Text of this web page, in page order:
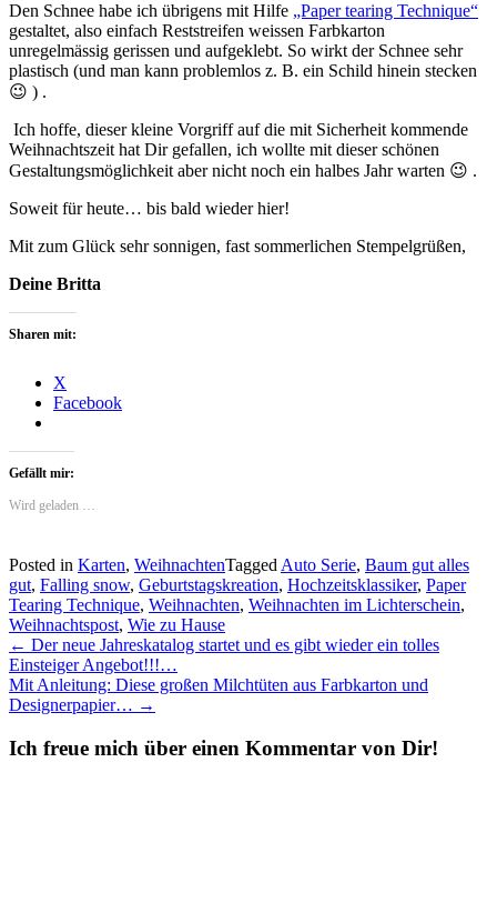
Den Schnee habe ich übrigens mit Hilfe „Paper tearing Technique“
gestaltet, also einfach Reststreifen weissen Farbkarton
unregelmässig gerissen und aufgeklebt. So wirkt der Schnee sehr
plastisch (und man kann problemlos z. B. ein Schild hinein stecken
😉 ) .
Ich hoffe, dieser kleine Vorgriff auf die mit Sicherheit kommende
Weihnachtszeit hat Dir gefallen, ich wollte mit dieser schönen
Gestaltungsmöglichkeit aber nicht noch ein halbes Jahr warten 😉 .
Soweit für heute… bis bald wieder hier!
Mit zum Glück sehr sonnigen, fast sommerlichen Stempelgrüßen,
Deine Britta
Sharen mit:
X
Facebook
Gefällt mir:
Wird geladen …
Posted in Karten, WeihnachtenTagged Auto Serie, Baum gut alles
gut, Falling snow, Geburtstagskreation, Hochzeitsklassiker, Paper
Tearing Technique, Weihnachten, Weihnachten im Lichterschein,
Weihnachtspost, Wie zu Hause
Post
navigation
← Der neue Jahreskatalog startet und es gibt wieder ein tolles
Einsteiger Angebot!!!…
Mit Anleitung: Diese großen Milchtüten aus Farbkarton und
Designerpapier… →
Ich freue mich über einen Kommentar von Dir!